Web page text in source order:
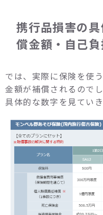
携行品損害の
償金額・自己
では、実際に保険を使
金額が補償されるのでし
具体的な数字を見ていき